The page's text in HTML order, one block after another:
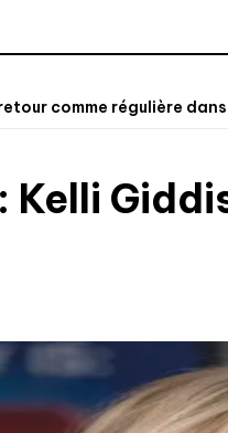
comme régulière
Kelli